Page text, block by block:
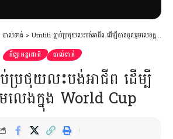
បាល់ទាត់ > Umtiti ធ្លាប់ប្រថុយលះបង់អាជីព ដើម្បីបានចូលរួមលេងក្នុង World Cup
កីឡាអន្តរជាតិ បាល់ទាត់
ប្រថុយលះបង់អាជីព ដើម្បី
លេងក្នុង World Cup